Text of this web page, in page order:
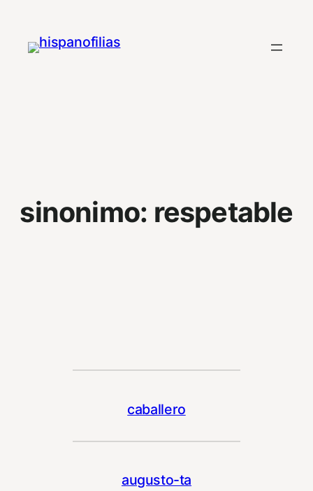
contenido
sinonimo: respetable
caballero
augusto-ta